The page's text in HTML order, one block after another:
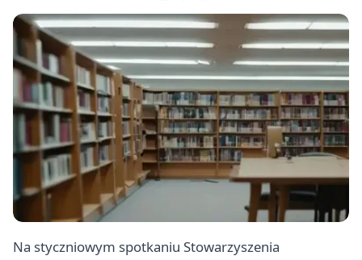
Na styczniowym spotkaniu Stowarzyszenia